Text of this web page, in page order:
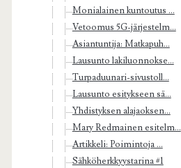
Monialainen kuntoutus ...
Vetoomus 5G-järjestelm...
Asiantuntija: Matkapuh...
Lausunto lakiluonnokse...
Turpaduunari-sivustoll...
Lausunto esitykseen sä...
Yhdistyksen alajaoksen...
Mary Redmainen esitelm...
Artikkeli: Poimintoja ...
Sähköherkkyystarina #1